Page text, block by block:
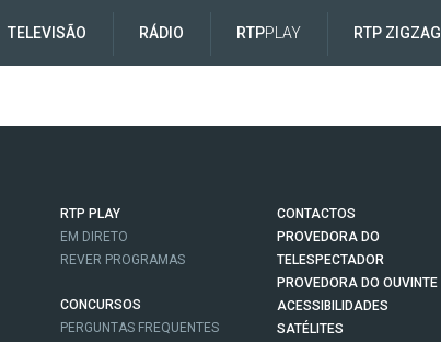
TELEVISÃO RÁDIO RTPPLAY RTP ZIGZAG
RTP PLAY
EM DIRETO
REVER PROGRAMAS
CONCURSOS
PERGUNTAS FREQUENTES
CONTACTOS
PROVEDORA DO
TELESPECTADOR
PROVEDORA DO OUVINTE
ACESSIBILIDADES
SATÉLITES